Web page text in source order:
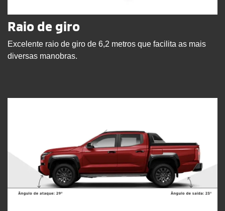
Raio de giro
Excelente raio de giro de 6,2 metros que facilita as mais
diversas manobras.